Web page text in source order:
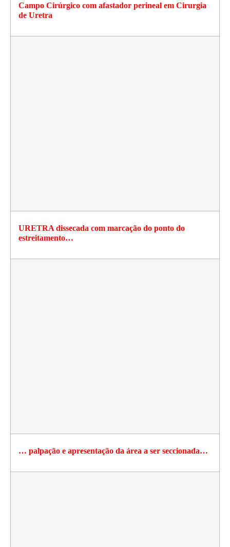
Campo Cirúrgico com afastador perineal em Cirurgia
de Uretra
URETRA dissecada com marcação do ponto do
estreitamento…
… palpação e apresentação da área a ser seccionada…